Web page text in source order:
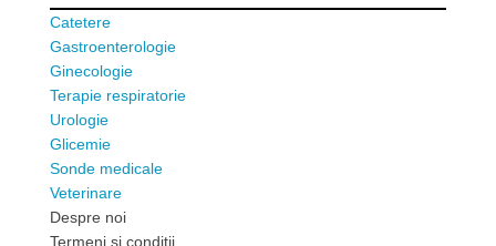
Catetere
Gastroenterologie
Ginecologie
Terapie respiratorie
Urologie
Glicemie
Sonde medicale
Veterinare
Despre noi
Termeni si conditii